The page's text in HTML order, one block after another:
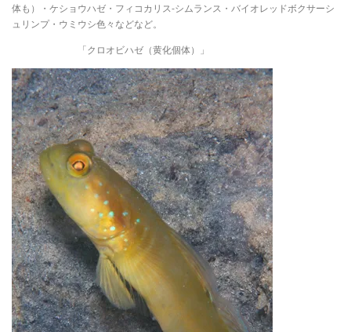
体も）・ケショウハゼ・フィコカリス-シムランス・バイオレッドボクサーシ
ュリンプ・ウミウシ色々などなど。
「クロオビハゼ（黄化個体）」